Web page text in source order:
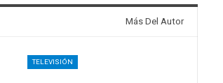
Más Del Autor
TELEVISIÓN